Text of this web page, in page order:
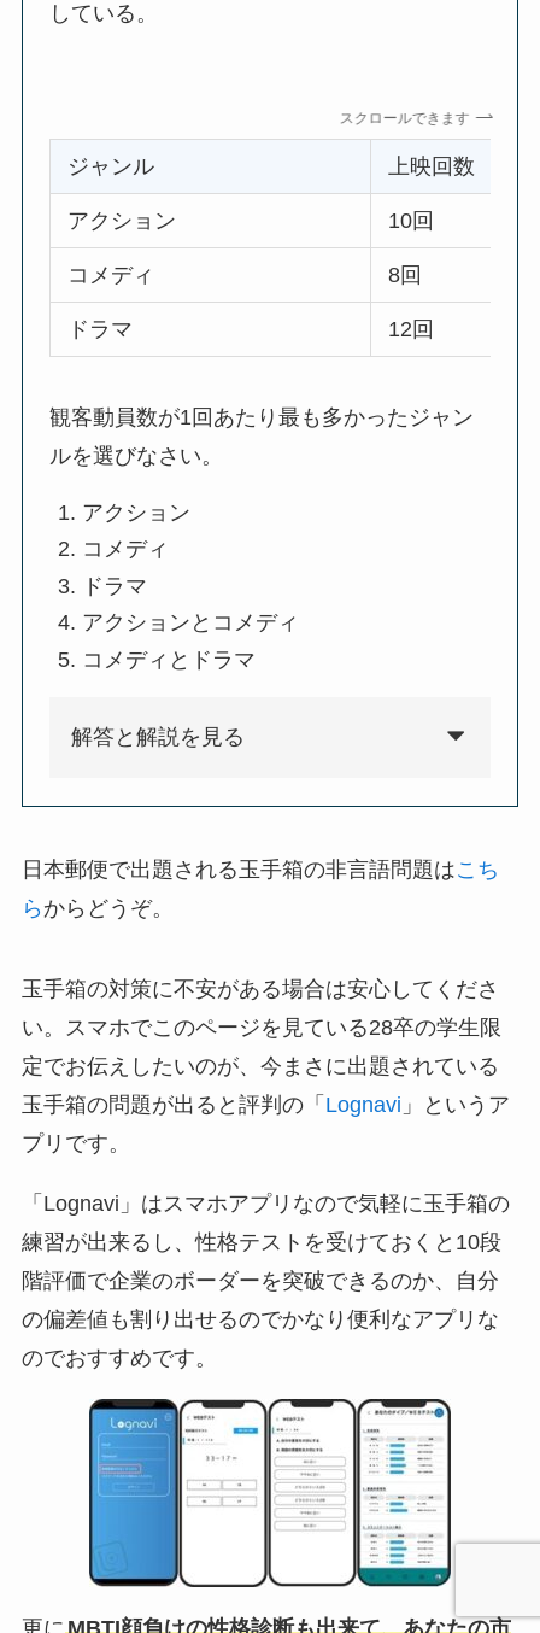
している。
スクロールできます
ジャンル 上映回数
アクション 10回
コメディ 8回
ドラマ 12回
観客動員数が1回あたり最も多かったジャン
ルを選びなさい。
アクション
コメディ
ドラマ
アクションとコメディ
コメディとドラマ
解答と解説を見る
日本郵便で出題される玉手箱の非言語問題はこち
ら からどうぞ。
玉手箱の対策に不安がある場合は安心してくださ
い。スマホでこのページを見ている28卒の学生限
定でお伝えしたいのが、今まさに出題されている
玉手箱の問題が出ると評判の「 Lognavi 」というア
プリです。
「Lognavi」はスマホアプリなので気軽に玉手箱の
練習が出来るし、性格テストを受けておくと10段
階評価で企業のボーダーを突破できるのか、自分
の偏差値も割り出せるのでかなり便利なアプリな
のでおすすめです。